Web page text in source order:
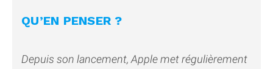
QU’EN PENSER ?
Depuis son lancement, Apple met régulièrement